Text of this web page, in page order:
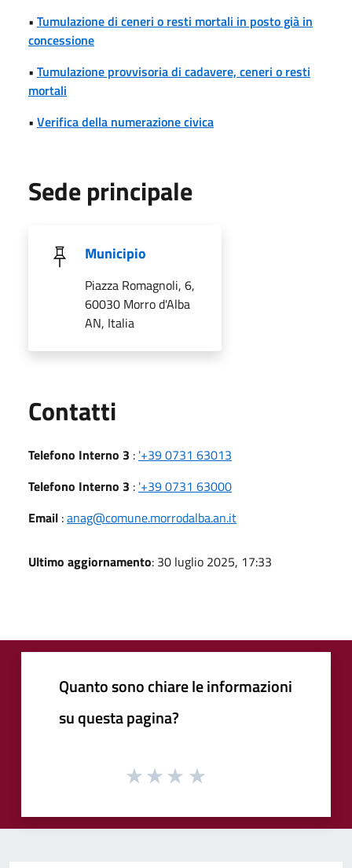
• Tumulazione di ceneri o resti mortali in posto già in
concessione
• Tumulazione provvisoria di cadavere, ceneri o resti
mortali
• Verifica della numerazione civica
Sede principale
Municipio
Piazza Romagnoli, 6,
60030 Morro d'Alba
AN, Italia
Contatti
Telefono Interno 3 : '+39 0731 63013
Telefono Interno 3 : '+39 0731 63000
Email :anag@comune.morrodalba.an.it
Ultimo aggiornamento: 30 luglio 2025, 17:33
Quanto sono chiare le informazioni
su questa pagina?